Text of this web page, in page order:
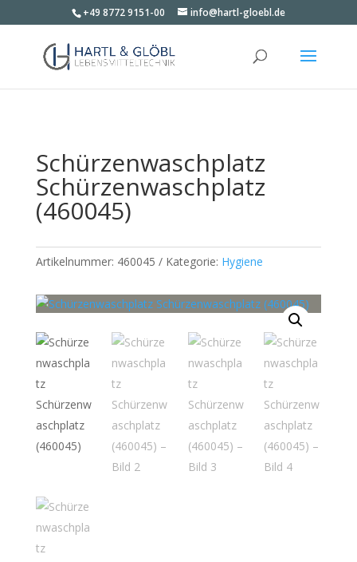
+49 8772 9151-00 info@hartl-gloebl.de
Schürzenwaschplatz
Schürzenwaschplatz
(460045)
Artikelnummer: 460045 Kategorie: Hygiene